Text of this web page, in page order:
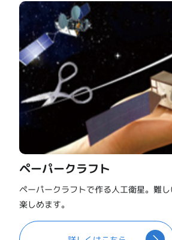
ペーパークラフト
ペーパークラフトで作る人工衛星。難
楽しめます。